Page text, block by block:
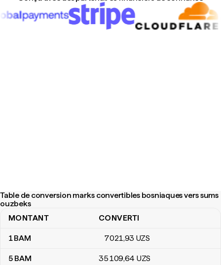
Table de conversion marks convertibles bosniaques vers sums
ouzbeks
Table de conversion marks convertibles bosniaques vers sums
MONTANT CONVERTI
1BAM 7 021,93 UZS
5 BAM 35 109,64 UZS